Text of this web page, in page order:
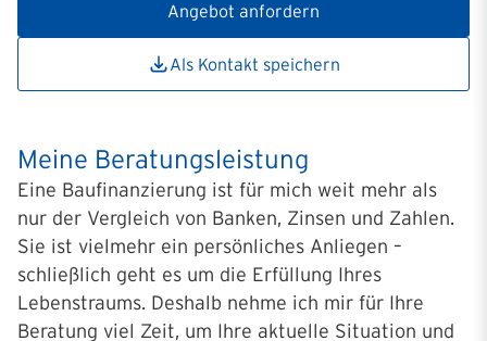
Angebot anfordern
Als Kontakt speichern
Meine Beratungsleistung
Eine Baufinanzierung ist für mich weit mehr als
nur der Vergleich von Banken, Zinsen und Zahlen.
Sie ist vielmehr ein persönliches Anliegen –
schließlich geht es um die Erfüllung Ihres
Lebenstraums. Deshalb nehme ich mir für Ihre
Beratung viel Zeit, um Ihre aktuelle Situation und